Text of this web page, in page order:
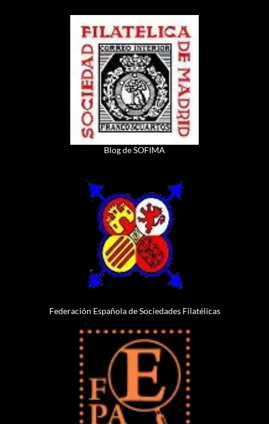
Blog de SOFIMA
Federación Española de Sociedades Filatélicas